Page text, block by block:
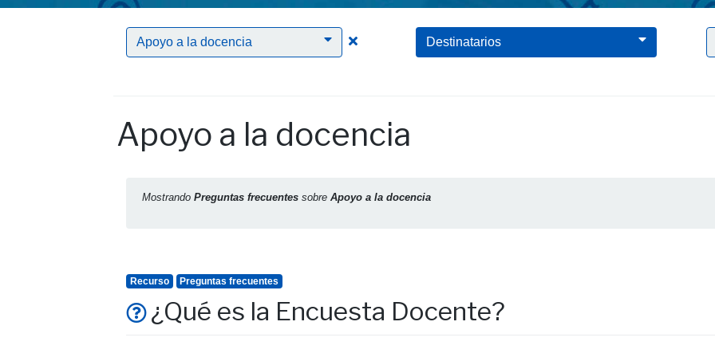
Apoyo a la docencia Clic para borrar el filtro Apoyo a la docencia
Destinatarios
Apoyo a la docencia
Mostrando Preguntas frecuentes sobre Apoyo a la docencia
Recurso Preguntas frecuentes
¿Qué es la Encuesta Docente?